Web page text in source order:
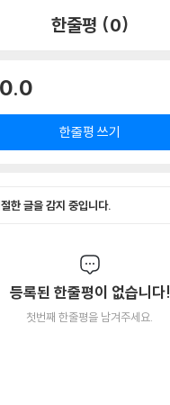
한줄평 (0)
0.0
한줄평 쓰기
한 글을 감지 중입니다.
등록된 한줄평이 없습니다!
첫번째 한줄평을 남겨주세요.